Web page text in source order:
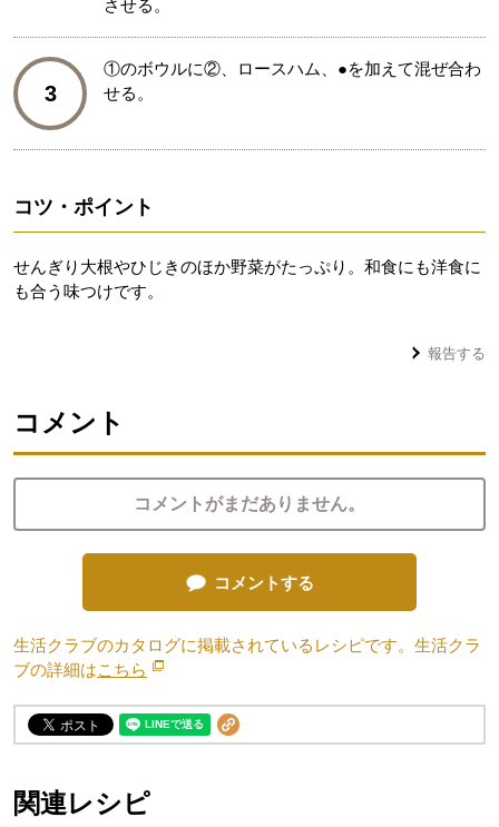
させる。
3
①のボウルに②、ロースハム、●を加えて混ぜ合わ
せる。
コツ・ポイント
せんぎり大根やひじきのほか野菜がたっぷり。和食にも洋食に
も合う味つけです。
報告する
コメント
コメントがまだありません。
コメントする
生活クラブのカタログに掲載されているレシピです。生活クラ
ブの詳細はこちら 別のウィンドウで開きます。
関連レシピ